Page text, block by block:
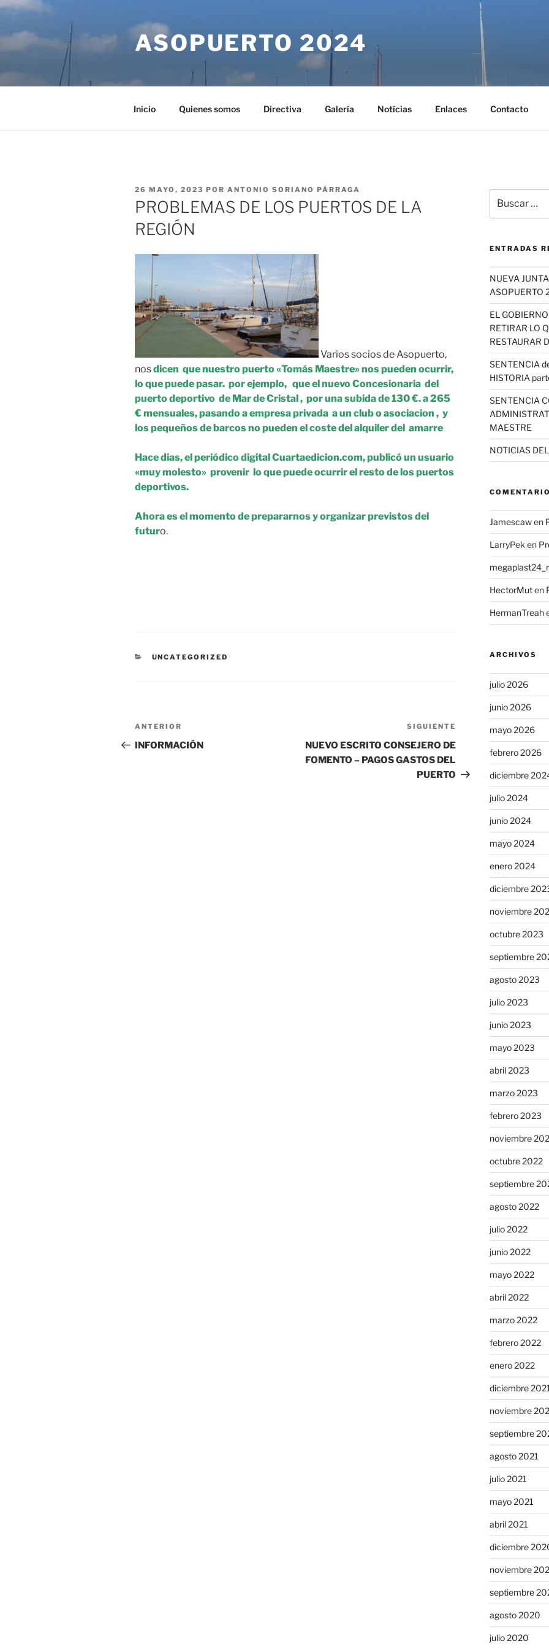
Saltar
contenido
ASOPUERTO 2024
Inicio Quienes somos Directiva Galería Notícias Enlaces Contacto
PUBLICADO
EL
26 MAYO, 2023 POR ANTONIO SORIANO PÁRRAGA
PROBLEMAS DE LOS PUERTOS DE LA
REGIÓN
Varios socios de Asopuerto,
nosdicen que nuestro puerto «Tomás Maestre» nos pueden ocurrir,
lo que puede pasar. por ejemplo, que el nuevo Concesionaria del
puerto deportivo de Mar de Cristal , por una subida de 130 €. a 265
€ mensuales, pasando a empresa privada a un club o asociacion , y
los pequeños de barcos no pueden el coste del alquiler del amarre
Hace dias, el periódico digital Cuartaedicion.com, publicó un usuario
«muy molesto» provenir lo que puede ocurrir el resto de los puertos
deportivos.
Ahora es el momento de prepararnos y organizar previstos del
futuro.
CATEGORÍAS
UNCATEGORIZED
Navegación
de
Entrada
anterior:
ANTERIOR
INFORMACIÓN
Siguiente
entrada
SIGUIENTE
NUEVO ESCRITO CONSEJERO DE
FOMENTO – PAGOS GASTOS DEL
PUERTO
por:
ENTRADAS
NUEVA
ASOPUERTO
EL
RETIRAR LO
RESTAURAR
SENTENCIA
HISTORIA
SENTENCIA
MAESTRE
NOTICIAS
Jamescawen
LarryPek en
HectorMuten
HermanTreah
ARCHIVOS
julio 2026
junio 2026
mayo 2026
febrero 2026
diciembre
julio 2024
junio 2024
mayo 2024
enero 2024
diciembre
noviembre
octubre 2023
septiembre
agosto 2023
julio 2023
junio 2023
mayo 2023
abril 2023
marzo 2023
febrero 2023
noviembre
octubre 2022
septiembre
agosto 2022
julio 2022
junio 2022
mayo 2022
abril 2022
marzo 2022
febrero 2022
enero 2022
diciembre 2021
noviembre
septiembre
agosto 2021
julio 2021
mayo 2021
abril 2021
diciembre
noviembre
septiembre
agosto 2020
julio 2020